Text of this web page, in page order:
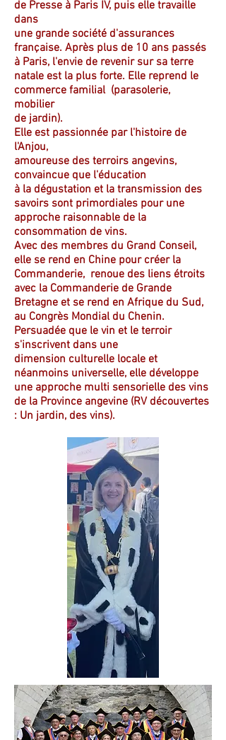
de Presse à Paris IV, puis elle travaille
dans
une grande société d'assurances
française. Après plus de 10 ans passés
à Paris, l'envie de revenir sur sa terre
natale est la plus forte. Elle reprend le
commerce familial (parasolerie,
mobilier
de jardin).
Elle est passionnée par l'histoire de
l'Anjou,
amoureuse des terroirs angevins,
convaincue que l'éducation
à la dégustation et la transmission des
savoirs sont primordiales pour une
approche raisonnable de la
consommation de vins.
Avec des membres du Grand Conseil,
elle se rend en Chine pour créer la
Commanderie, renoue des liens étroits
avec la Commanderie de Grande
Bretagne et se rend en Afrique du Sud,
au Congrès Mondial du Chenin.
Persuadée que le vin et le terroir
s'inscrivent dans une
dimension culturelle locale et
néanmoins universelle, elle développe
une approche multi sensorielle des vins
de la Province angevine (RV découvertes
: Un jardin, des vins).